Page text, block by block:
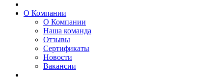
О Компании
О Компании
Наша команда
Отзывы
Сертификаты
Новости
Вакансии